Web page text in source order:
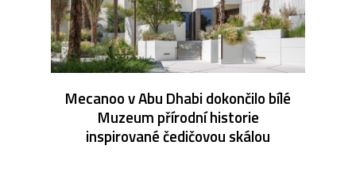
Mecanoo v Abu Dhabi dokončilo bílé
Muzeum přírodní historie
inspirované čedičovou skálou